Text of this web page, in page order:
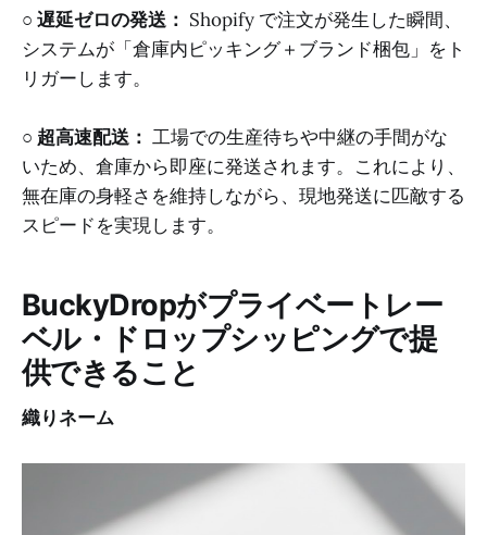
○ 遅延ゼロの発送： Shopify で注文が発生した瞬間、
システムが「倉庫内ピッキング＋ブランド梱包」をト
リガーします。
○ 超高速配送： 工場での生産待ちや中継の手間がな
いため、倉庫から即座に発送されます。これにより、
無在庫の身軽さを維持しながら、現地発送に匹敵する
スピードを実現します。
BuckyDropがプライベートレー
ベル・ドロップシッピングで提
供できること
織りネーム